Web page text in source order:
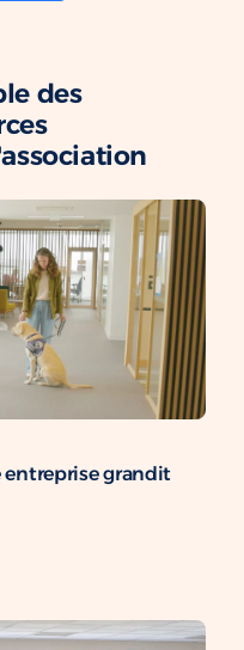
des
entreprise grandit